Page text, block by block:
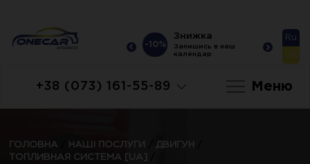
-10%
Знижка
Запишись в наш
календар
-10%
Знижка
Запишись в наш
календар
+38 (073) 161-55-89 Меню
Ru
Ua
ГОЛОВНА НАШІ ПОСЛУГИ ДВИГУН
ТОПЛИВНАЯ СИСТЕМА [UA]